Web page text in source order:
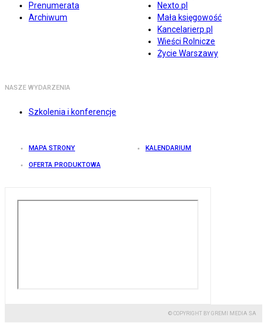
Prenumerata
Archiwum
Nexto.pl
Mała księgowość
Kancelarierp.pl
Wieści Rolnicze
Życie Warszawy
NASZE WYDARZENIA
Szkolenia i konferencje
MAPA STRONY KALENDARIUM
OFERTA PRODUKTOWA
© COPYRIGHT BY GREMI MEDIA SA